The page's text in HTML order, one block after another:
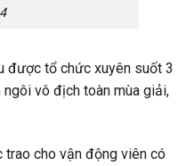
được tổ chức xuyên suốt 3
ngôi vô địch toàn mùa giải,
trao cho vận động viên có